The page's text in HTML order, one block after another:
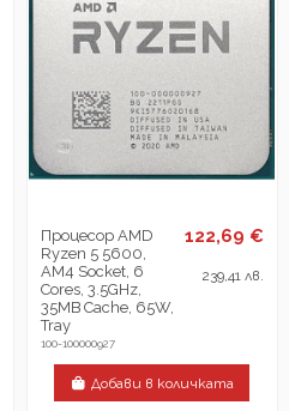
Процесор AMD
Ryzen 5 5600,
AM4 Socket, 6
Cores, 3.5GHz,
35MB Cache, 65W,
Tray
100-100000927
122,69 €
239,41 лв.
Добави в количката